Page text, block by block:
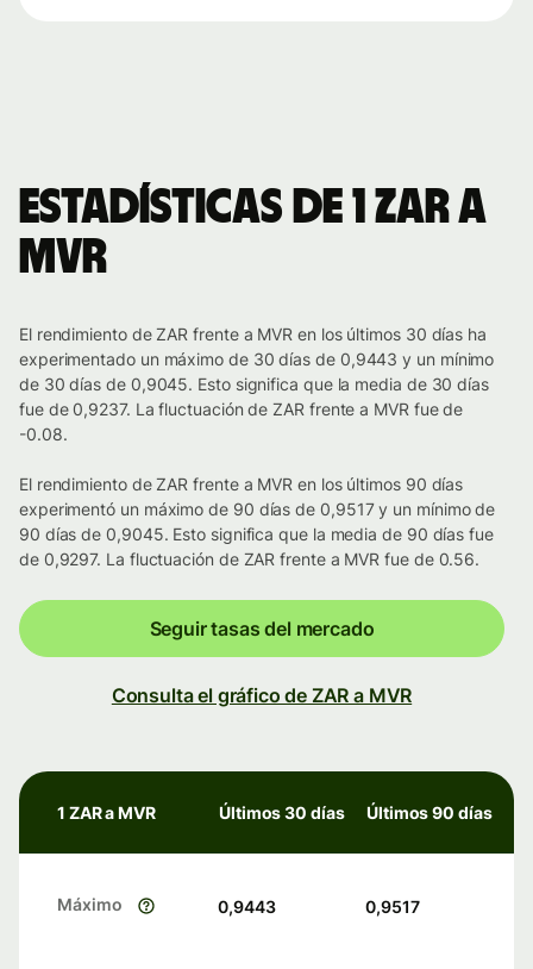
Estadísticas de 1 ZAR a
MVR
El rendimiento de ZAR frente a MVR en los últimos 30 días ha
experimentado un máximo de 30 días de 0,9443 y un mínimo
de 30 días de 0,9045. Esto significa que la media de 30 días
fue de 0,9237. La fluctuación de ZAR frente a MVR fue de
-0.08.
El rendimiento de ZAR frente a MVR en los últimos 90 días
experimentó un máximo de 90 días de 0,9517 y un mínimo de
90 días de 0,9045. Esto significa que la media de 90 días fue
de 0,9297. La fluctuación de ZAR frente a MVR fue de 0.56.
Seguir tasas del mercado
Consulta el gráfico de ZAR a MVR
1 ZAR a MVR Últimos 30 días Últimos 90 días
Máximo 0,9443 0,9517